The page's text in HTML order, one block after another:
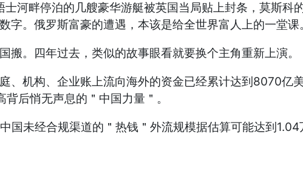
河畔停泊的几艘豪华游艇被英国当局贴上封条，莫斯科
。俄罗斯富豪的遭遇，本该是给全世界富人上的一堂课
。四年过去，类似的故事眼看就要换个主角重新上演。
、机构、企业账上流向海外的资金已经累计达到8070
后悄无声息的＂中国力量＂。
未经合规渠道的＂热钱＂外流规模据估算可能达到